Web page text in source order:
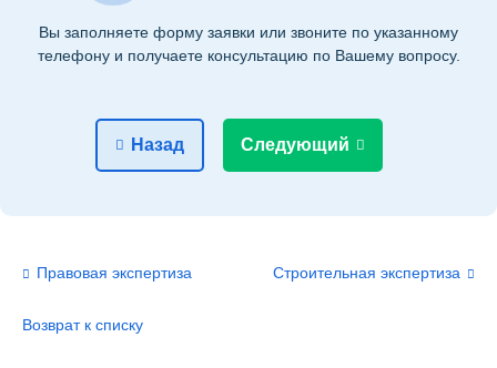
Вы заполняете форму заявки или звоните по указанному
телефону и получаете консультацию по Вашему вопросу.
Назад Следующий
Правовая экспертиза Строительная экспертиза
Возврат к списку